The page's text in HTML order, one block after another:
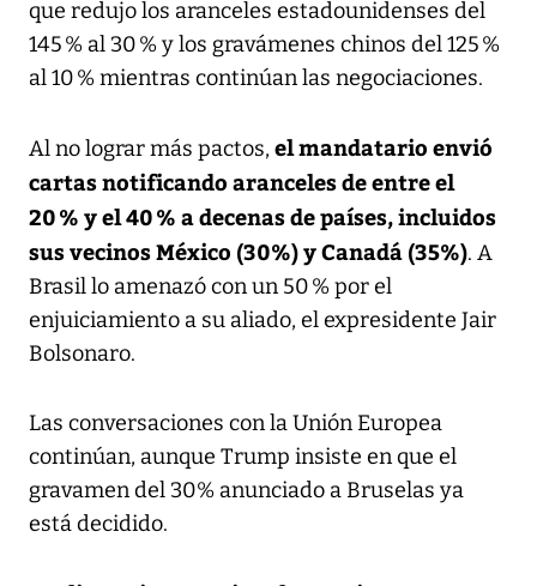
que redujo los aranceles estadounidenses del
145 % al 30 % y los gravámenes chinos del 125 %
al 10 % mientras continúan las negociaciones.
Al no lograr más pactos, el mandatario envió
cartas notificando aranceles de entre el
20 % y el 40 % a decenas de países, incluidos
sus vecinos México (30%) y Canadá (35%). A
Brasil lo amenazó con un 50 % por el
enjuiciamiento a su aliado, el expresidente Jair
Bolsonaro.
Las conversaciones con la Unión Europea
continúan, aunque Trump insiste en que el
gravamen del 30% anunciado a Bruselas ya
está decidido.